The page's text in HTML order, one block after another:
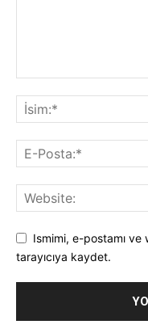
Ismimi, e-postamı
tarayıcıya kaydet.